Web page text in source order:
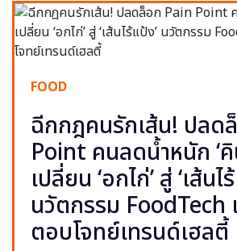
FOOD
ฉีกกฎคนรักเส้น! ปลด
Point คนลดน้ำหนัก ‘คิ
เปลี่ยน ‘อกไก่’ สู่ ‘เส้นไ
นวัตกรรม FoodTech
ตอบโจทย์เทรนด์เฮลตี้